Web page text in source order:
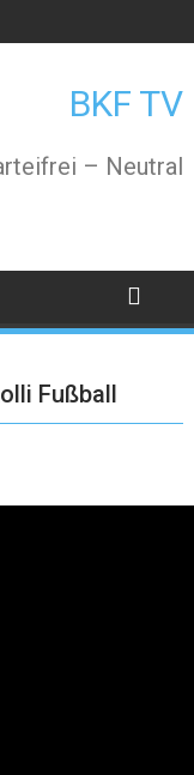
BKF TV
– Neutral
Fußball